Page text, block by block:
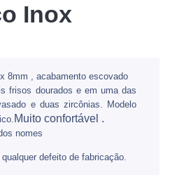
Inox
8mm , acabamento escovado
frisos dourados e em uma das
e duas zircônias. Modelo
Muito confortável .
nomes
defeito de fabricação.